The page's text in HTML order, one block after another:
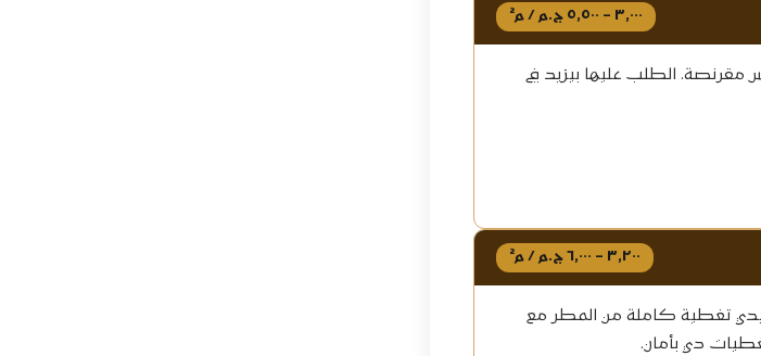
٣,٠٠٠ – ٥,٥٠٠ ج.م / م²
مقرنصة. الطلب عليها بيزيد في
٣,٢٠٠ – ٦,٠٠٠ ج.م / م²
تغطية كاملة من المطر مع
دي بأمان.